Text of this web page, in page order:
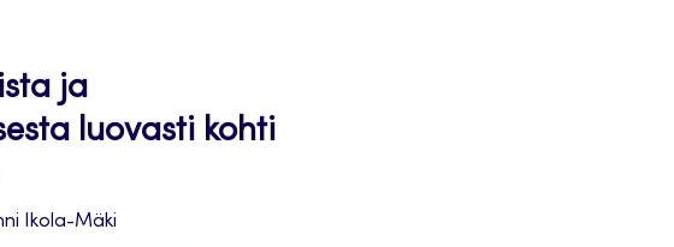
ja
luovasti kohti
Ikola-Mäki